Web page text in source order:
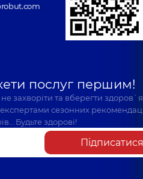
послуг першим!
захворіти та вберегти
сезонних
Будьте здорові!
Підписатися